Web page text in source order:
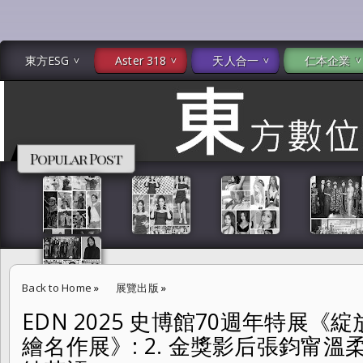
東方ESG Aster 318 天人合一 仁本企業
Popular Post
Back to Home » 展覽出版 »
EDN 2025 史博館70週年特展《綻放 維也納美景宮百年花繪名作展》:
百年維也納花語
EDN 2025 史博館70週年特展《
繪名作展》: 2. 金獎影后張鈞甯溫